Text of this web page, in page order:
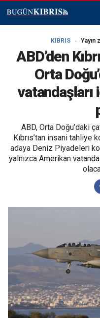
KIBRIS Yayın
ABD’den
Orta
vatandaşları
ABD, Orta Doğu’daki
Kıbrıs’tan insani tahliye
adaya Deniz Piyadeleri
yalnızca Amerikan